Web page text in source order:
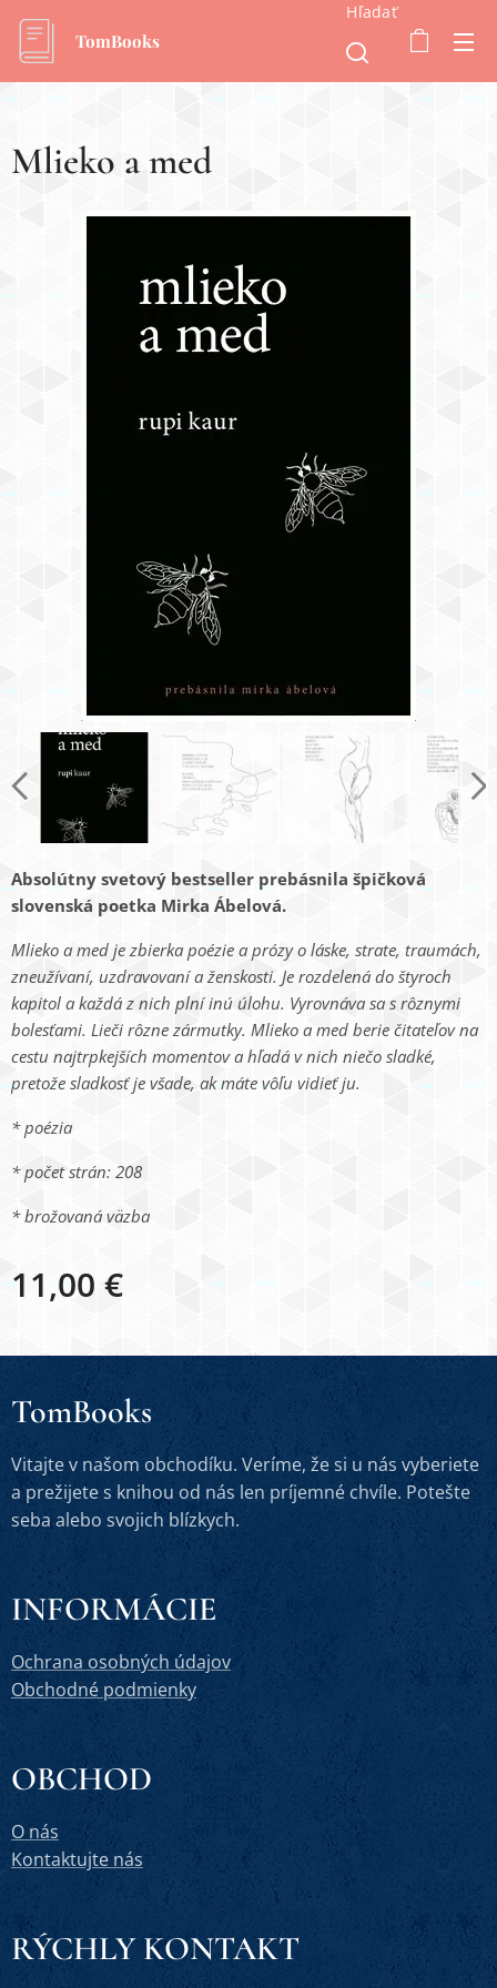
TomBooks
Hľadať
Mlieko a med
Absolútny svetový bestseller prebásnila špičková
slovenská poetka Mirka Ábelová.
Mlieko a med je zbierka poézie a prózy o láske, strate, traumách,
zneužívaní, uzdravovaní a ženskosti. Je rozdelená do štyroch
kapitol a každá z nich plní inú úlohu. Vyrovnáva sa s rôznymi
bolesťami. Lieči rôzne zármutky. Mlieko a med berie čitateľov na
cestu najtrpkejších momentov a hľadá v nich niečo sladké,
pretože sladkosť je všade, ak máte vôľu vidieť ju.
* poézia
* počet strán: 208
* brožovaná väzba
11,00 €
TomBooks
Vitajte v našom obchodíku. Veríme, že si u nás vyberiete
a prežijete s knihou od nás len príjemné chvíle. Potešte
seba alebo svojich blízkych.
INFORMÁCIE
Ochrana osobných údajov
Obchodné podmienky
OBCHOD
O nás
Kontaktujte nás
RÝCHLY KONTAKT